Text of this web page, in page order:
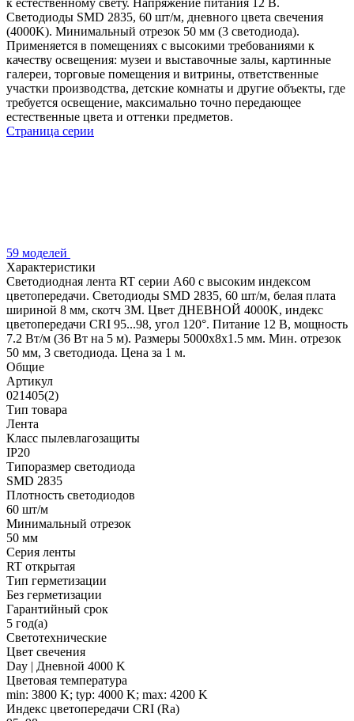
Светодиоды SMD 2835, 60 шт/м, дневного цвета свечения
(4000K). Минимальный отрезок 50 мм (3 светодиода).
Применяется в помещениях с высокими требованиями к
качеству освещения: музеи и выставочные залы, картинные
галереи, торговые помещения и витрины, ответственные
участки производства, детские комнаты и другие объекты, где
требуется освещение, максимально точно передающее
естественные цвета и оттенки предметов.
Страница серии
59 моделей
Характеристики
Светодиодная лента RT серии A60 с высоким индексом
цветопередачи. Светодиоды SMD 2835, 60 шт/м, белая плата
шириной 8 мм, скотч 3М. Цвет ДНЕВНОЙ 4000K, индекс
цветопередачи CRI 95...98, угол 120°. Питание 12 В, мощность
7.2 Вт/м (36 Вт на 5 м). Размеры 5000х8х1.5 мм. Мин. отрезок
50 мм, 3 светодиода. Цена за 1 м.
Общие
Артикул
021405(2)
Тип товара
Лента
Класс пылевлагозащиты
IP20
Типоразмер светодиода
SMD 2835
Плотность светодиодов
60 шт/м
Минимальный отрезок
50 мм
Серия ленты
RT открытая
Тип герметизации
Без герметизации
Гарантийный срок
5 год(а)
Светотехнические
Цвет свечения
Day | Дневной 4000 K
Цветовая температура
min: 3800 K; typ: 4000 K; max: 4200 K
Индекс цветопередачи CRI (Ra)